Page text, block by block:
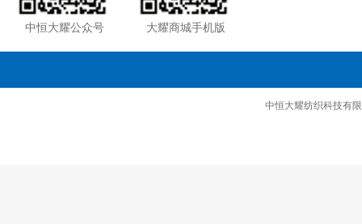
中恒大耀公众号 大耀商城手机版
中恒大耀纺织科技有